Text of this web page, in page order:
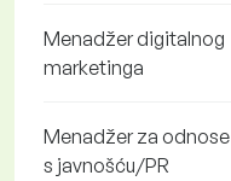
Menadžer digitalnog
marketinga
Menadžer za odnose
s javnošću/PR